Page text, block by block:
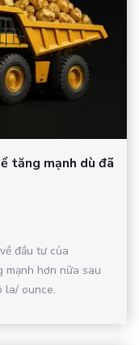
tăng mạnh dù đã
đầu tư của
mạnh hơn nữa sau
la/ ounce.